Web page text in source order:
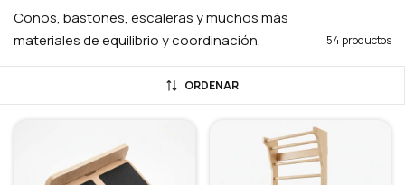
Conos, bastones, escaleras y muchos más
materiales de equilibrio y coordinación.
54 productos
ORDENAR